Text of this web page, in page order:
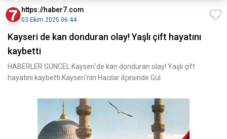
https://haber7.com
03 Ekim 2025 06:44
Kayseri de kan donduran olay! Yaşlı çift hayatını
kaybetti
HABERLER GÜNCEL Kayseri'de kan donduran olay! Yaşlı çift
hayatını kaybetti Kayseri'nin Hacılar ilçesinde Gül